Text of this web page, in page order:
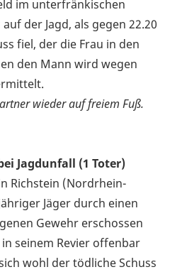
im unterfränkischen
der Jagd, als gegen 22.20
fiel, der die Frau in den
den Mann wird wegen
wieder auf freiem Fuß.
Jagdunfall (1 Toter)
Richstein (Nordrhein-
Jäger durch einen
Gewehr erschossen
seinem Revier offenbar
wohl der tödliche Schuss